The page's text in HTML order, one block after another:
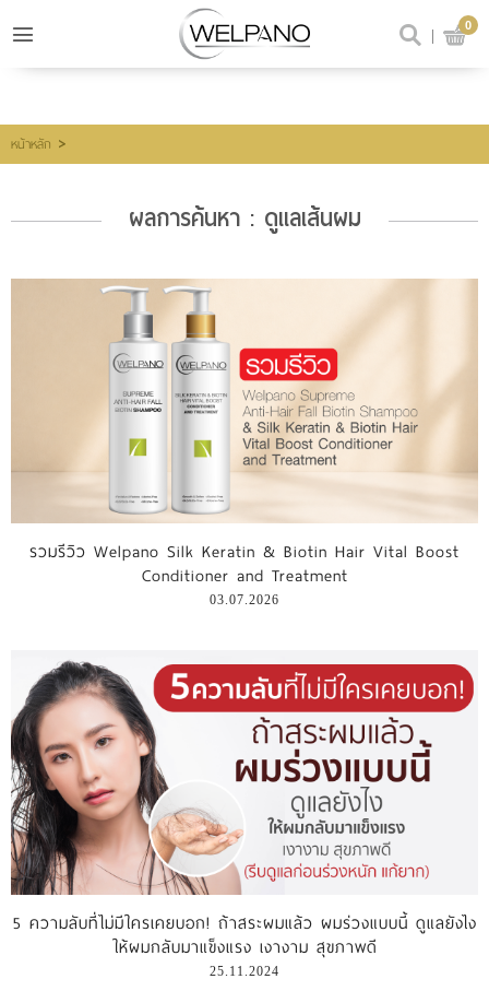
@welpano
ขั้นตอนการสั่งซื้อ
รีวิวผู้ใช้จริง
รีวิววีดีโอ
0
หน้าหลัก >
ผลการค้นหา : ดูแลเส้นผม
รวมรีวิว Welpano Silk Keratin & Biotin Hair Vital Boost
Conditioner and Treatment
03.07.2026
5 ความลับที่ไม่มีใครเคยบอก! ถ้าสระผมแล้ว ผมร่วงแบบนี้ ดูแลยังไง
ให้ผมกลับมาแข็งแรง เงางาม สุขภาพดี
25.11.2024